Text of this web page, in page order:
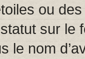
ou
sur le
le nom